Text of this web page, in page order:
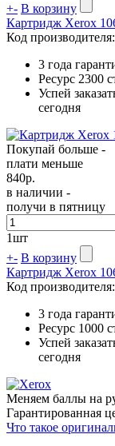
+- В корзину
Картридж Xerox
Код производителя:
3 года
Ресурс 2300
Успей
сегодня
Покупай больше -
плати меньше
840р.
в наличии -
получи в пятницу
1шт
+- В корзину
Картридж Xerox
Код производителя:
3 года
Ресурс 1000
Успей
сегодня
Меняем баллы на
Гарантированная
Что такое